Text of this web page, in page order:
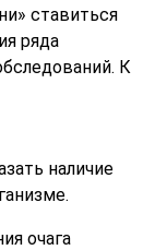
ставиться
ряда
К
наличие
очага